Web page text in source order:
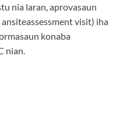
nia laran, aprovasaun
visit) iha
konaba
nian.